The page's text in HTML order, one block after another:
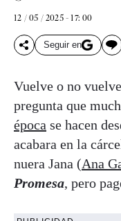
12 / 05 / 2025 - 17: 00
Seguir en
Vuelve o no vuelve
pregunta que
época se hacen
acabara en la
nuera Jana (Ana
Promesa, pero